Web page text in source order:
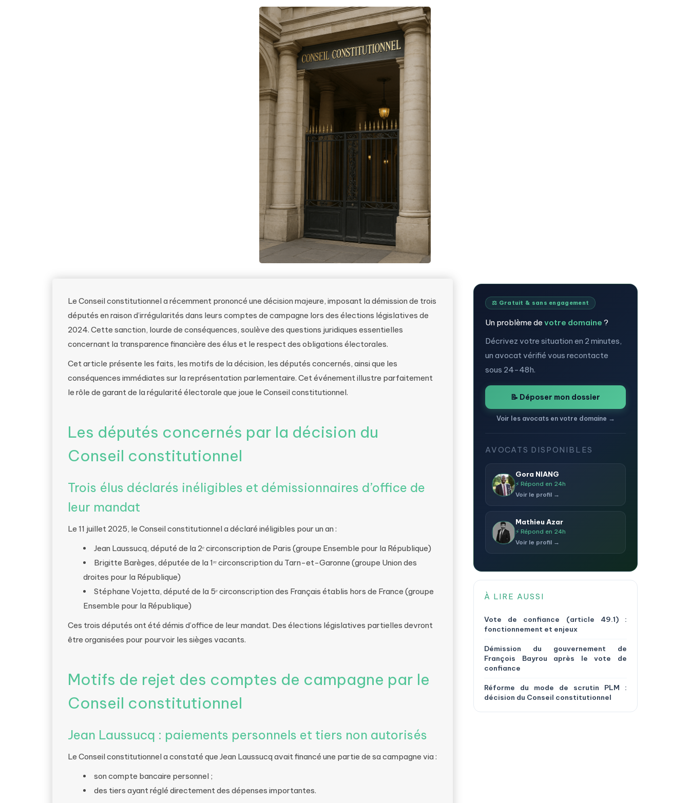
Le Conseil constitutionnel a récemment prononcé une décision majeure, imposant la démission de trois
députés en raison d’irrégularités dans leurs comptes de campagne lors des élections législatives de
2024. Cette sanction, lourde de conséquences, soulève des questions juridiques essentielles
concernant la transparence financière des élus et le respect des obligations électorales.
Cet article présente les faits, les motifs de la décision, les députés concernés, ainsi que les
conséquences immédiates sur la représentation parlementaire. Cet événement illustre parfaitement
le rôle de garant de la régularité électorale que joue le Conseil constitutionnel.
Les députés concernés par la décision du
Conseil constitutionnel
Trois élus déclarés inéligibles et démissionnaires d’office de
leur mandat
Le 11 juillet 2025, le Conseil constitutionnel a déclaré inéligibles pour un an :
Jean Laussucq, député de la 2ᵉ circonscription de Paris (groupe Ensemble pour la République)
Brigitte Barèges, députée de la 1ʳᵉ circonscription du Tarn-et-Garonne (groupe Union des
droites pour la République)
Stéphane Vojetta, député de la 5ᵉ circonscription des Français établis hors de France (groupe
Ensemble pour la République)
Ces trois députés ont été démis d’office de leur mandat. Des élections législatives partielles devront
être organisées pour pourvoir les sièges vacants.
Motifs de rejet des comptes de campagne par le
Conseil constitutionnel
Jean Laussucq : paiements personnels et tiers non autorisés
Le Conseil constitutionnel a constaté que Jean Laussucq avait financé une partie de sa campagne via :
son compte bancaire personnel ;
des tiers ayant réglé directement des dépenses importantes.
⚖️ Gratuit & sans engagement
Un problème de votre domaine ?
Décrivez votre situation en 2 minutes,
un avocat vérifié vous recontacte
sous 24-48h.
📝 Déposer mon dossier
Voir les avocats en votre domaine →
AVOCATS DISPONIBLES
Gora NIANG
⚡ Répond en 24h
Voir le profil →
Mathieu Azar
⚡ Répond en 24h
Voir le profil →
À LIRE AUSSI
Vote de confiance (article 49.1) :
fonctionnement et enjeux
Démission du gouvernement de
François Bayrou après le vote de
confiance
Réforme du mode de scrutin PLM :
décision du Conseil constitutionnel